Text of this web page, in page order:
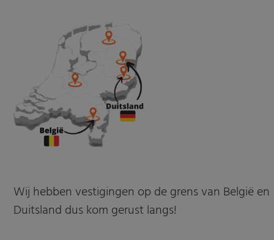
Wij hebben vestigingen op de grens van België en
Duitsland dus kom gerust langs!